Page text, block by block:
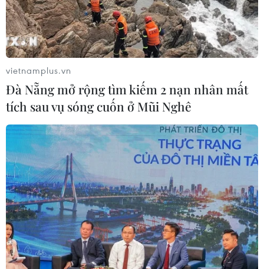
vietnamplus.vn
Đà Nẵng mở rộng tìm kiếm 2 nạn nhân mất
tích sau vụ sóng cuốn ở Mũi Nghê